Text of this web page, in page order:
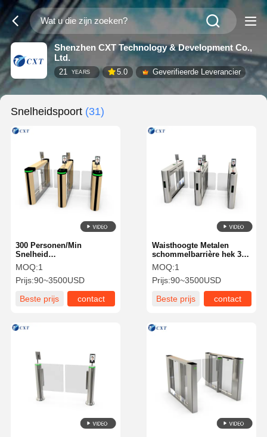
Shenzhen CXT Technology & Development Co.,
Ltd.
21 YEARS 5.0 Geverifieerde Leverancier
Snelheidspoort (31)
300 Personen/Min
Snelheid
Toegangscontrole 220V
TCP/IP Communicatie
Interface t12
MOQ:1
Prijs:90~3500USD
Beste prijs
contact
Waisthoogte Metalen
schommelbarrière hek 304
Innovatieve anti-botsing
221
MOQ:1
Prijs:90~3500USD
Beste prijs
contact